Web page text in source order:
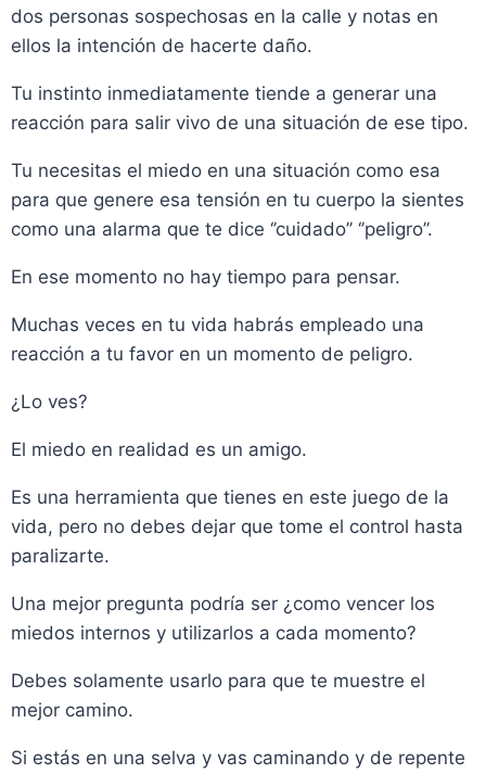
dos personas sospechosas en la calle y notas en
ellos la intención de hacerte daño.
Tu instinto inmediatamente tiende a generar una
reacción para salir vivo de una situación de ese tipo.
Tu necesitas el miedo en una situación como esa
para que genere esa tensión en tu cuerpo la sientes
como una alarma que te dice ‘’cuidado’’ ‘’peligro’’.
En ese momento no hay tiempo para pensar.
Muchas veces en tu vida habrás empleado una
reacción a tu favor en un momento de peligro.
¿Lo ves?
El miedo en realidad es un amigo.
Es una herramienta que tienes en este juego de la
vida, pero no debes dejar que tome el control hasta
paralizarte.
Una mejor pregunta podría ser ¿como vencer los
miedos internos y utilizarlos a cada momento?
Debes solamente usarlo para que te muestre el
mejor camino.
Si estás en una selva y vas caminando y de repente